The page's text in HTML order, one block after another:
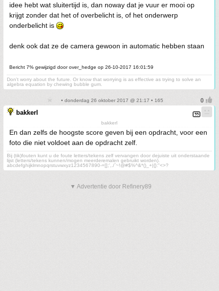
idee hebt wat sluitertijd is, dan noway dat je vuur er mooi op
krijgt zonder dat het of overbelicht is, of het onderwerp
onderbelicht is
denk ook dat ze de camera gewoon in automatic hebben staan
Bericht 7% gewijzigd door over_hedge op 26-10-2017 16:01:59
Don't worry about the future. Or know that worrying is as effective as trying to solve an
algebra equation by chewing bubble gum.
• donderdag 26 oktober 2017 @ 21:17 • 165
bakkerl
bakkerl
En dan zelfs de hoogste score geven bij een opdracht, voor een
foto die niet voldoet aan de opdracht zelf.
Bij (tik)fouten kunt u de foute letters/tekens zelf vervangen door dejuiste uit onderstaande
lijst (letters/tekens kunnen/mogen meerderemalen gebruikt worden).
abcdefghijklmnopqrstuvwxyz1234567890-=[];',./`~!@#$%^&*()_+|{}:"<>?
▼ Advertentie door Refinery89